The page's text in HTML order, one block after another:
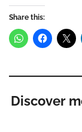
Share this:
Discover